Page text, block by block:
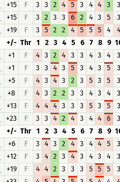
+15 F 3 3 2 4 5 3 4 4 3
3
+15 F 3 2 3 3 6 2 4 3 5
3
+19 F 3 5 2 2 4 5 5 5 4
4
+/- Thr 1 2 3 4 5 6 7 8 9
+1 F 4 3 2 4 3 3 4 3 4
3
+1 F 3 3 4 3 5 3 4 3 5
3
+5 F 4 3 4 3 2 3 5 3 5
3
+8 F 4 3 2 2 3 3 4 3 4
3
+13 F 4 4 4 3 3 3 5 3 5
3
+23 F 3 3 4 2 4 3 4 4 6
3
+/- Thr 1 2 3 4 5 6 7 8 9
+6 F 3 4 3 2 4 3 4 4 5
3
+12 F 3 4 2 3 4 3 4 3 4
3
+19 F 4 4 2 3 3 3 5 5 5
3